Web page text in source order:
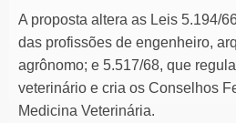
A proposta altera as Leis 5.194/
das profissões de engenheiro,
agrônomo; e 5.517/68, que
veterinário e cria os Conselhos
Medicina Veterinária.